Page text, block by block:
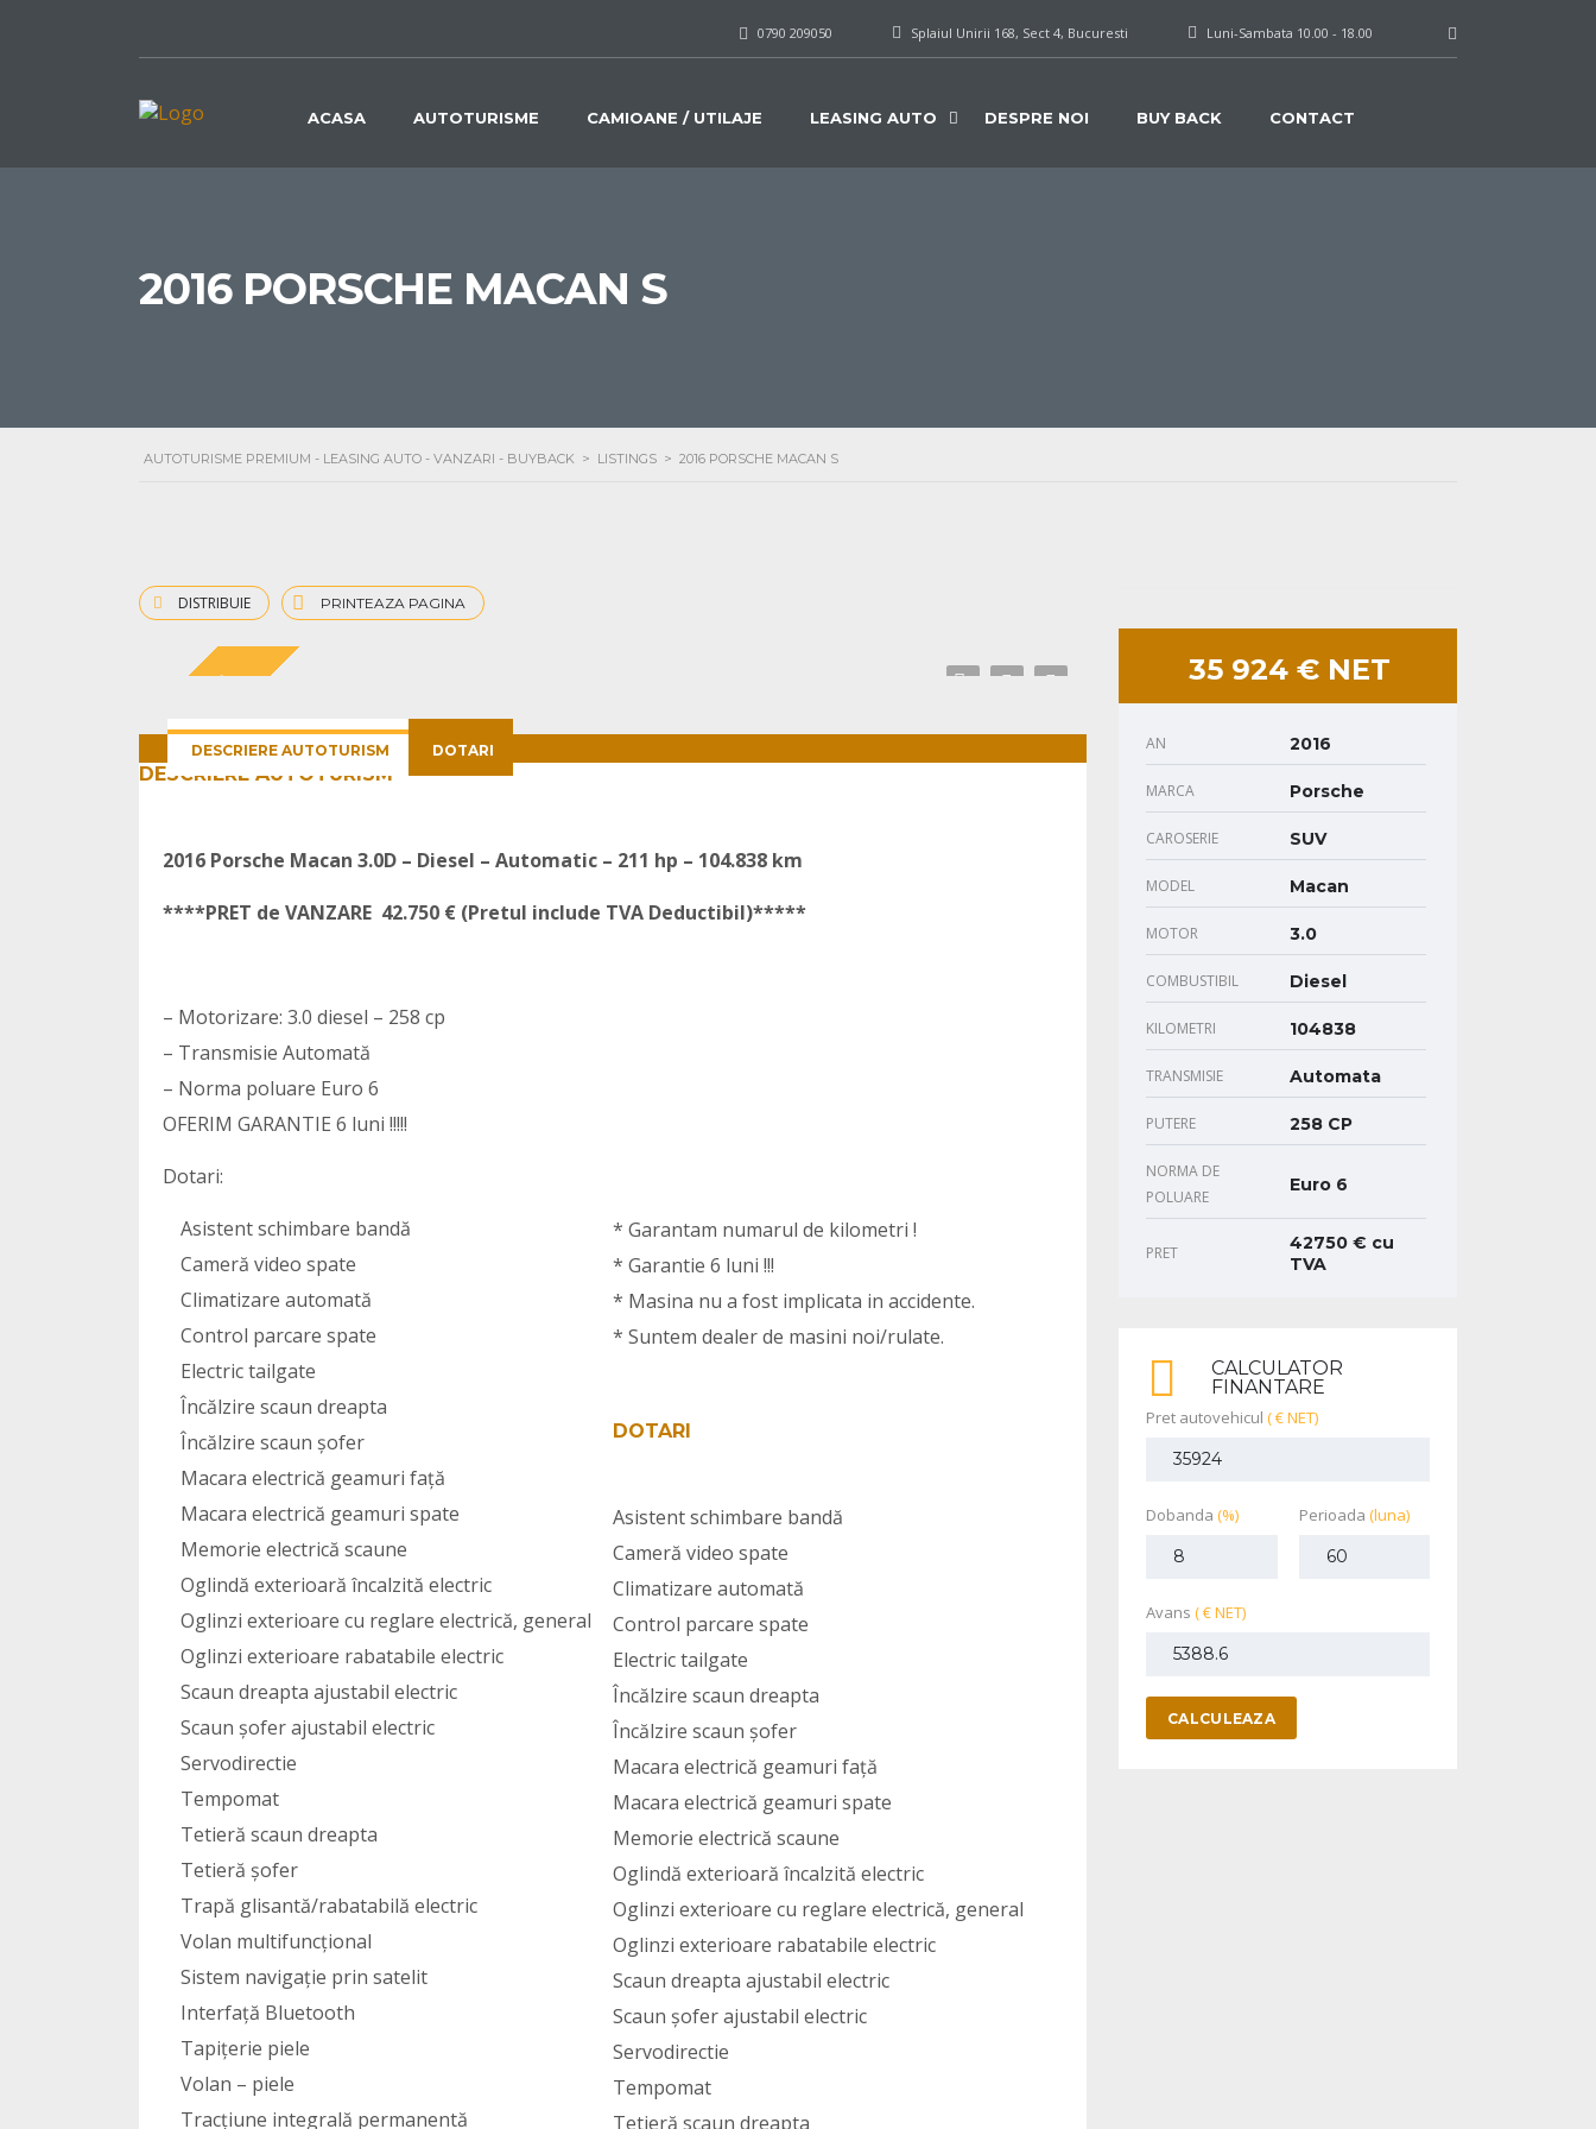
Luni-Sambata 10.00 - 18.00
Splaiul Unirii 168, Sect 4, Bucuresti
0790 209050
ACASA AUTOTURISME CAMIOANE / UTILAJE LEASING AUTO DESPRE NOI BUY BACK CONTACT
2016 PORSCHE MACAN S
AUTOTURISME PREMIUM - LEASING AUTO - VANZARI - BUYBACK > LISTINGS > 2016 PORSCHE MACAN S
DISTRIBUIE PRINTEAZA PAGINA
DESCRIERE AUTOTURISM DOTARI
DESCRIERE AUTOTURISM
2016 Porsche Macan 3.0D – Diesel – Automatic – 211 hp – 104.838 km
****PRET de VANZARE 42.750 € (Pretul include TVA Deductibil)*****
– Motorizare: 3.0 diesel – 258 cp
– Transmisie Automată
– Norma poluare Euro 6
OFERIM GARANTIE 6 luni !!!!!
Dotari:
Asistent schimbare bandă
Cameră video spate
Climatizare automată
Control parcare spate
Electric tailgate
Încălzire scaun dreapta
Încălzire scaun șofer
Macara electrică geamuri față
Macara electrică geamuri spate
Memorie electrică scaune
Oglindă exterioară încalzită electric
Oglinzi exterioare cu reglare electrică, general
Oglinzi exterioare rabatabile electric
Scaun dreapta ajustabil electric
Scaun șofer ajustabil electric
Servodirectie
Tempomat
Tetieră scaun dreapta
Tetieră șofer
Trapă glisantă/rabatabilă electric
Volan multifuncțional
Sistem navigație prin satelit
Interfață Bluetooth
Tapițerie piele
Volan – piele
Tracțiune integrală permanentă
* Garantam numarul de kilometri !
* Garantie 6 luni !!!
* Masina nu a fost implicata in accidente.
* Suntem dealer de masini noi/rulate.
DOTARI
Asistent schimbare bandă
Cameră video spate
Climatizare automată
Control parcare spate
Electric tailgate
Încălzire scaun dreapta
Încălzire scaun șofer
Macara electrică geamuri față
Macara electrică geamuri spate
Memorie electrică scaune
Oglindă exterioară încalzită electric
Oglinzi exterioare cu reglare electrică, general
Oglinzi exterioare rabatabile electric
Scaun dreapta ajustabil electric
Scaun șofer ajustabil electric
Servodirectie
Tempomat
Tetieră scaun dreapta
35 924 € NET
AN 2016
MARCA Porsche
CAROSERIE SUV
MODEL Macan
MOTOR 3.0
COMBUSTIBIL Diesel
KILOMETRI 104838
TRANSMISIE Automata
PUTERE 258 CP
NORMA DE
POLUARE
Euro 6
PRET
42750 € cu
TVA
CALCULATOR
FINANTARE
Pret autovehicul ( € NET)
Dobanda (%) Perioada (luna)
Avans ( € NET)
CALCULEAZA